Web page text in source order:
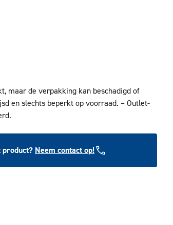
maar de verpakking kan beschadigd of
en slechts beperkt op voorraad. – Outlet-
Neem contact op!